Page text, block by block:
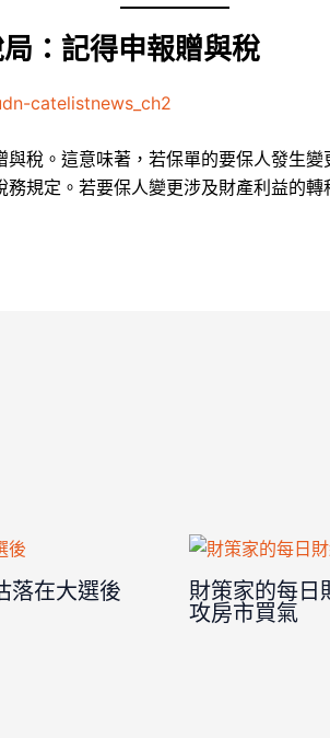
：記得申報贈與稅
catelistnews_ch2
稅。這意味著，若保單的要保人發生
規定。若要保人變更涉及財產利益的
落在大選後
財策家的每日
攻房市買氣